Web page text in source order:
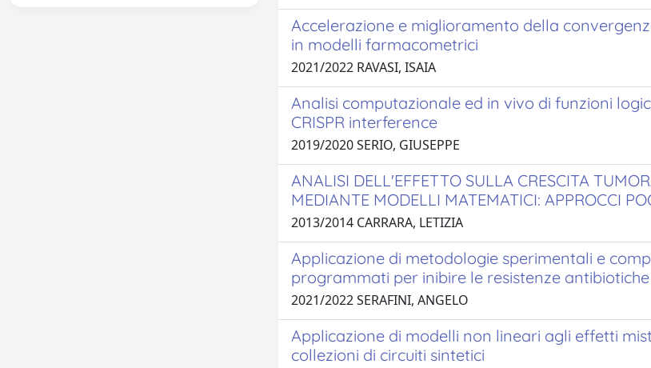
Accelerazione e miglioramento della
in modelli farmacometrici
2021/2022 RAVASI, ISAIA
Analisi computazionale ed in vivo di funzioni
CRISPR interference
2019/2020 SERIO, GIUSEPPE
ANALISI DELL'EFFETTO SULLA CRESCITA
MEDIANTE MODELLI MATEMATICI: APPROCCI
2013/2014 CARRARA, LETIZIA
Applicazione di metodologie sperimentali e
programmati per inibire le resistenze antibiotiche
2021/2022 SERAFINI, ANGELO
Applicazione di modelli non lineari agli effetti
collezioni di circuiti sintetici